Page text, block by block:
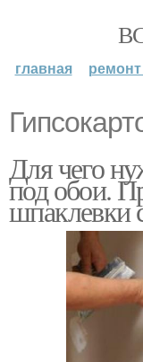
главная
Для чего
под обои.
шпаклевки